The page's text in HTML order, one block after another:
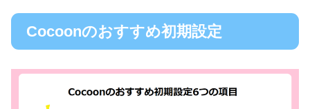
Cocoonのおすすめ初期設定